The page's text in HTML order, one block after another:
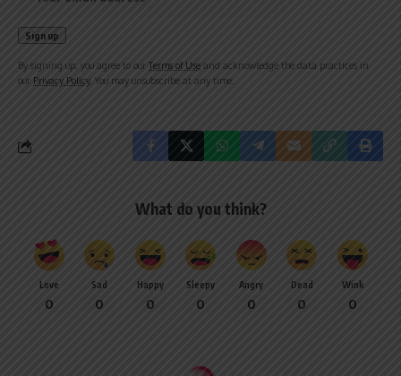
By signing up, you agree to our Terms of Use and acknowledge the data practices in
our Privacy Policy. You may unsubscribe at any time.
What do you think?
Love
0
Sad
0
Happy
0
Sleepy
0
Angry
0
Dead
0
Wink
0